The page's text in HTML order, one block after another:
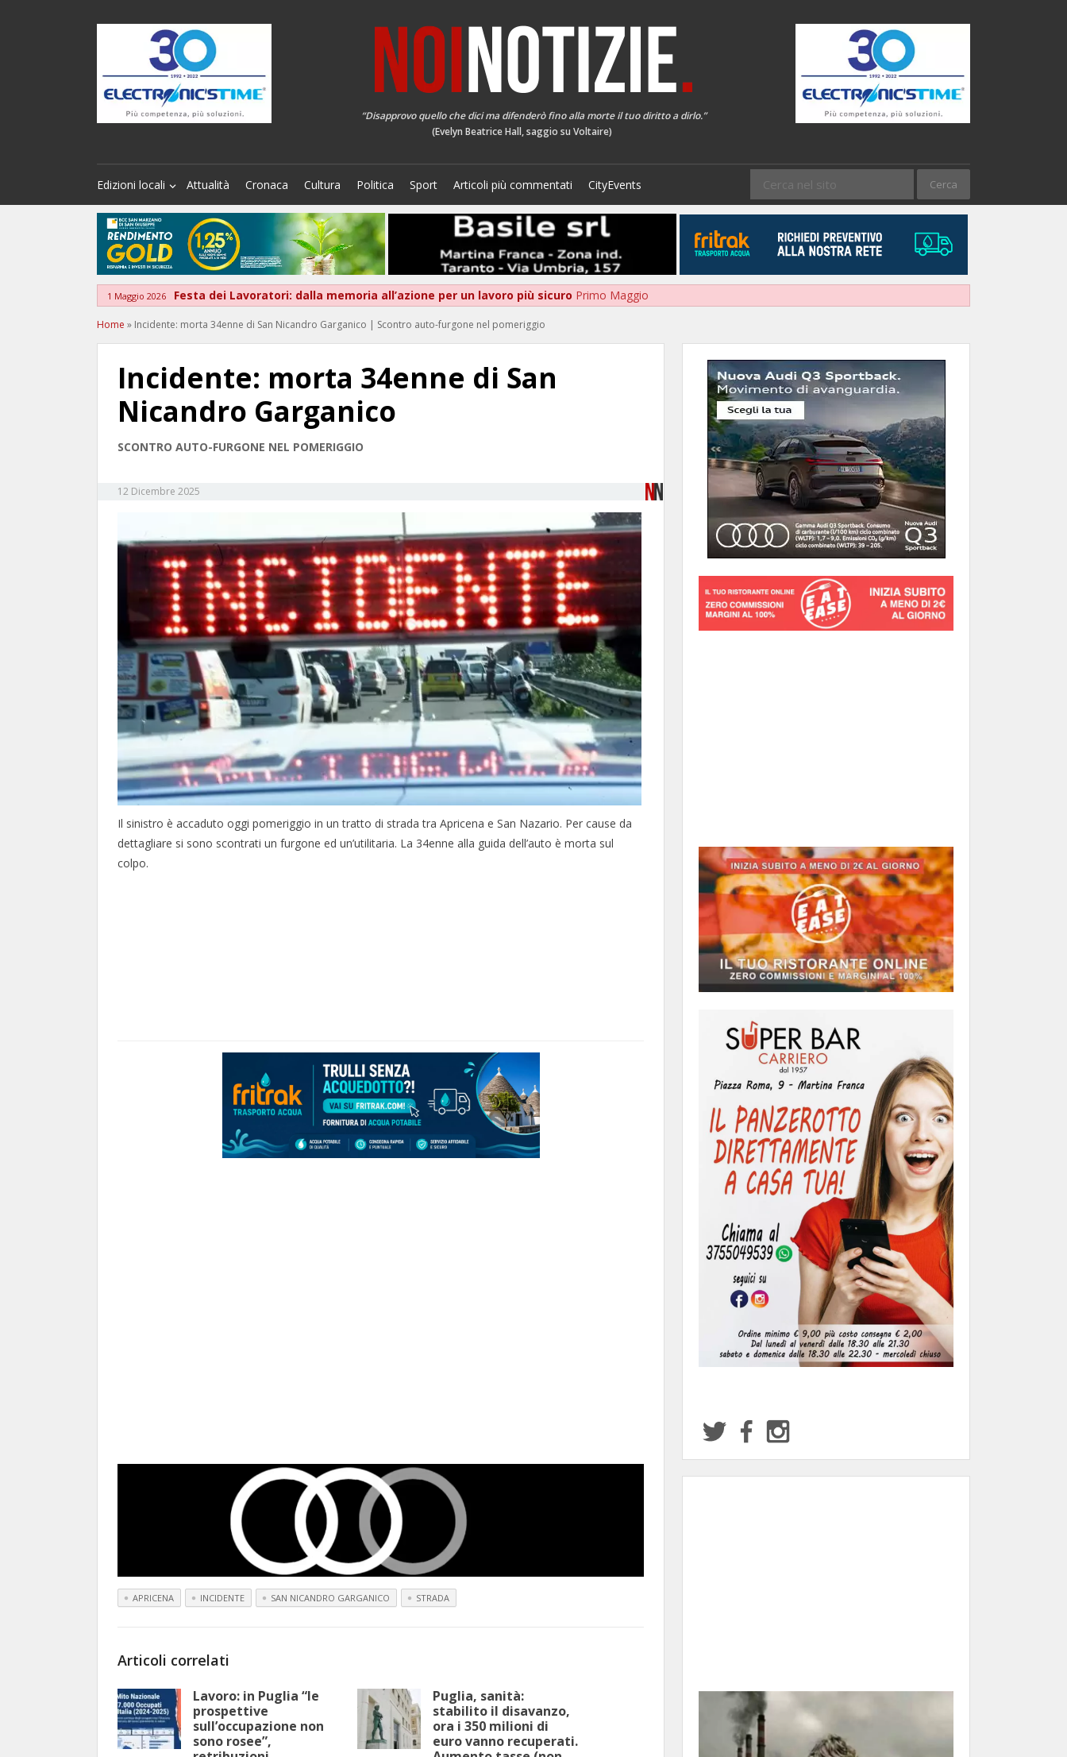
“Disapprovo quello che dici ma difenderò fino alla morte il tuo diritto a dirlo.”
(Evelyn Beatrice Hall, saggio su Voltaire)
Edizioni locali Attualità Cronaca Cultura Politica Sport Articoli più commentati CityEvents
1 Maggio 2026 Festa dei Lavoratori: dalla memoria all’azione per un lavoro più sicuro Primo Maggio
Home » Incidente: morta 34enne di San Nicandro Garganico | Scontro auto-furgone nel pomeriggio
Incidente: morta 34enne di San
Nicandro Garganico
SCONTRO AUTO-FURGONE NEL POMERIGGIO
12 Dicembre 2025
Il sinistro è accaduto oggi pomeriggio in un tratto di strada tra Apricena e San Nazario. Per cause da
dettagliare si sono scontrati un furgone ed un’utilitaria. La 34enne alla guida dell’auto è morta sul
colpo.
APRICENA INCIDENTE SAN NICANDRO GARGANICO STRADA
Articoli correlati
Lavoro: in Puglia “le
prospettive
sull’occupazione non
sono rosee”,
Puglia, sanità:
stabilito il disavanzo,
ora i 350 milioni di
euro vanno recuperati.